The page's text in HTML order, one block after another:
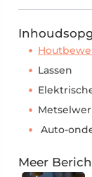
Lassen
Auto-
Meer